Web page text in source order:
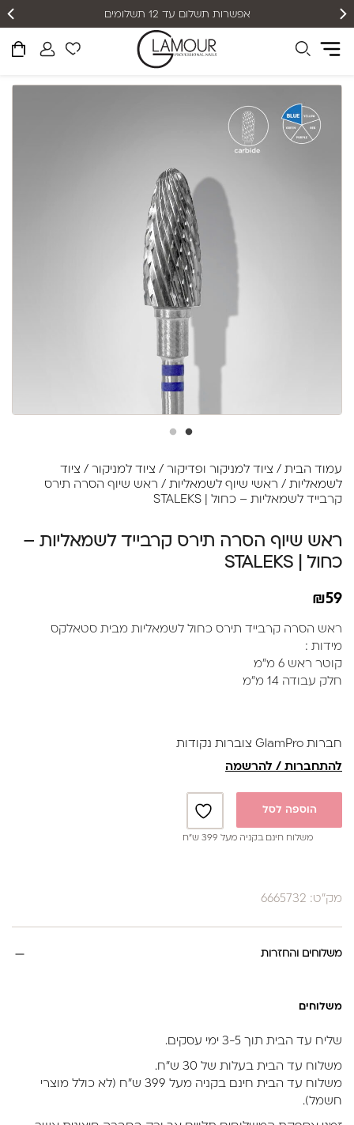
אפשרות תשלום עד 12 תשלומים
עמוד הבית / ציוד למניקור ופדיקור / ציוד למניקור / ציוד
לשמאליות / ראשי שיוף לשמאליות / ראש שיוף הסרה תירס
קרבייד לשמאליות – כחול | STALEKS
ראש שיוף הסרה תירס קרבייד לשמאליות –
כחול | STALEKS
₪59
ראש הסרה קרבייד תירס כחול לשמאליות מבית סטאלקס
מידות :
קוטר ראש 6 מ״מ
חלק עבודה 14 מ״מ
חברות GlamPro צוברות נקודות
להתחברות / להרשמה
הוספה לסל
משלוח חינם בקניה מעל 399 ש”ח
מק"ט: 6665732
משלוחים והחזרות
משלוחים
שליח עד הבית תוך 3-5 ימי עסקים.
משלוח עד הבית בעלות של 30 ש״ח.
משלוח עד הבית חינם בקניה מעל 399 ש״ח (לא כולל מוצרי
חשמל).